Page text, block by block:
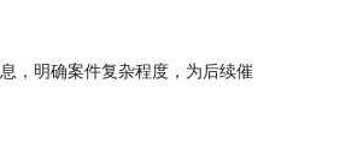
，明确案件复杂程度，为后续催